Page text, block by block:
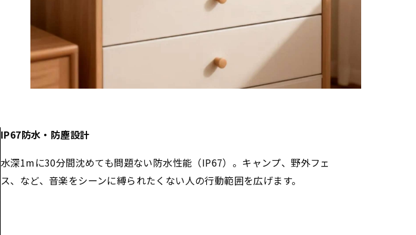
IP67防水・防塵設計
水深1mに30分間沈めても問題ない防水性能（IP67）。キャンプ、野外フェ
ス、など、音楽をシーンに縛られたくない人の行動範囲を広げます。